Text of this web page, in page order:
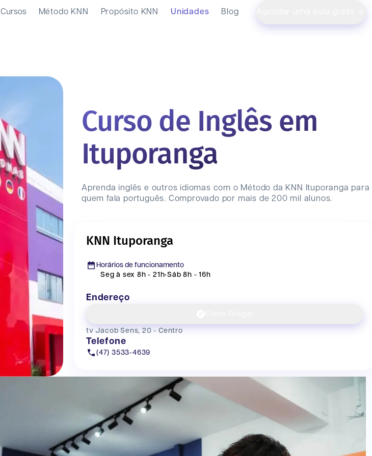
Cursos Método KNN Propósito KNN Unidades Blog
Curso de Inglês em
Ituporanga
Aprenda inglês e outros idiomas com o Método da KNN Ituporanga para
quem fala português. Comprovado por mais de 200 mil alunos.
KNN Ituporanga
Horários de funcionamento
Seg à sex 8h - 21h•Sáb 8h - 16h
Endereço
tv Jacob Sens, 20 - Centro
Telefone
(47) 3533-4639